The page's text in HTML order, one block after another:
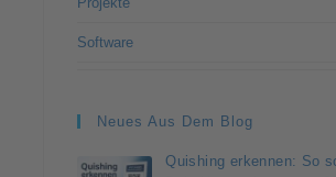
Software
Neues Aus Dem Blog
Quishing erkennen: So